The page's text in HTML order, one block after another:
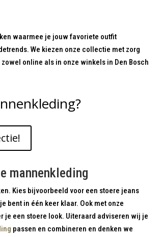
waarmee je jouw favoriete outfit
We kiezen onze collectie met zorg
online als in onze winkels in Den Bosch
mannenkleding
Kies bijvoorbeeld voor een stoere jeans
bent in één keer klaar. Ook met onze
je een stoere look. Uiteraard adviseren wij je
passen en combineren en denken we